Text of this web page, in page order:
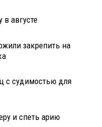
августе
закрепить на
с судимостью для
и спеть арию